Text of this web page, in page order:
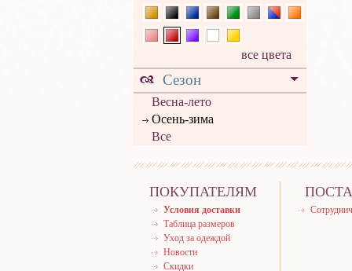
все цвета
Сезон
Весна-лето
Осень-зима
Все
ПОКУПАТЕЛЯМ
Условия доставки
Таблица размеров
Уход за одеждой
Новости
Скидки